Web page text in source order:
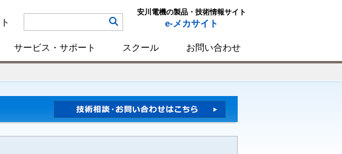
安川電機の製品・技術情報サイト
e-メカサイト
サービス・サポート スクール お問い合わせ